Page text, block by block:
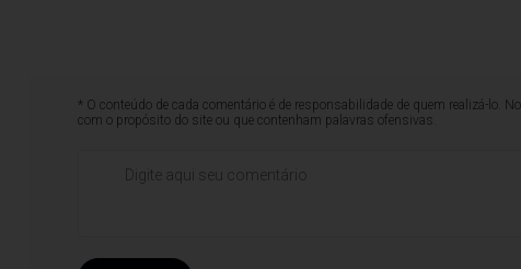
* O conteúdo de cada comentário é de responsabilidade de quem realizá-lo.
com o propósito do site ou que contenham palavras ofensivas.